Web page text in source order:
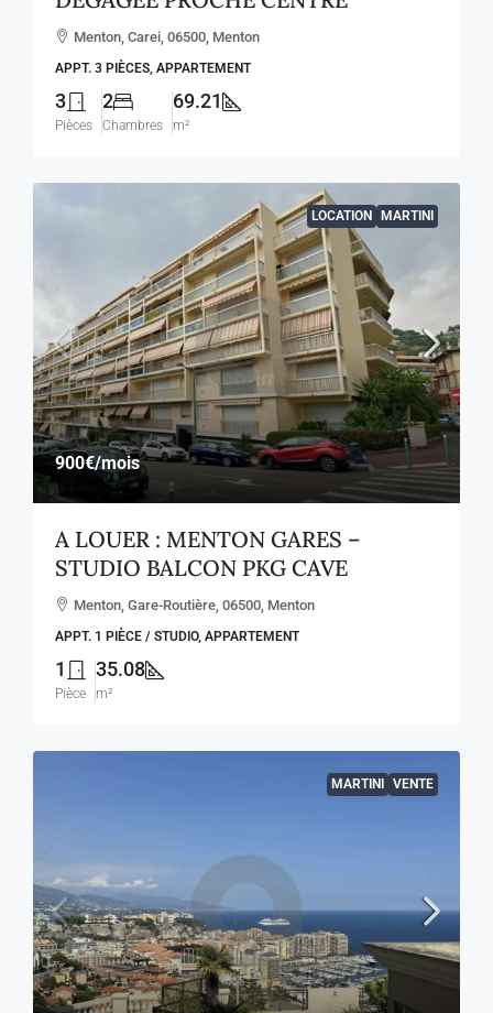
Menton, Carei, 06500, Menton
APPT. 3 PIÈCES, APPARTEMENT
3
Pièces
2
Chambres
69.21
m²
LOCATION MARTINI
900€/mois
A LOUER : MENTON GARES –
STUDIO BALCON PKG CAVE
Menton, Gare-Routière, 06500, Menton
APPT. 1 PIÈCE / STUDIO, APPARTEMENT
1
Pièce
35.08
m²
MARTINI VENTE